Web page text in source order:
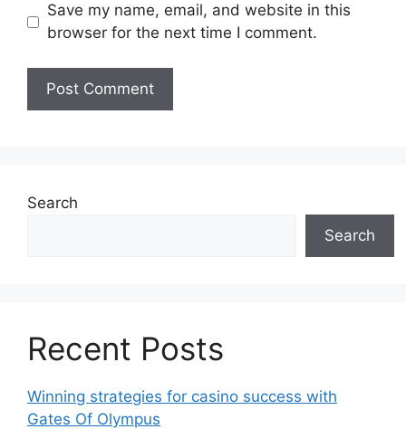
Save my name, email, and website in this
browser for the next time I comment.
Search
Search
Recent Posts
Winning strategies for casino success with
Gates Of Olympus